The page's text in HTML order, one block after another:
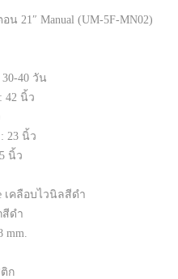
21″ Manual (UM-5F-MN02)
40 วัน
42 นิ้ว
23 นิ้ว
นิ้ว
เคลือบไวนิลสีดำ
สีดำ
mm.
ก